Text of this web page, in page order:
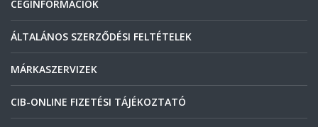
CÉGINFORMÁCIÓK
ÁLTALÁNOS SZERZŐDÉSI FELTÉTELEK
MÁRKASZERVIZEK
CIB-ONLINE FIZETÉSI TÁJÉKOZTATÓ